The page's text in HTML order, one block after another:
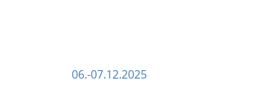
06.-07.12.2025